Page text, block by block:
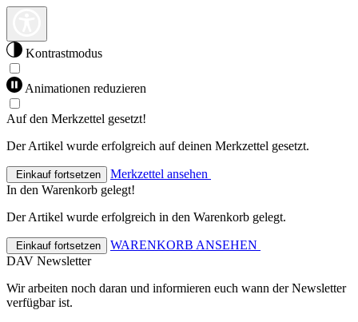
Kontrastmodus
Animationen reduzieren
Auf den Merkzettel gesetzt!
Der Artikel wurde erfolgreich auf deinen Merkzettel gesetzt.
Einkauf fortsetzen
Merkzettel ansehen
In den Warenkorb gelegt!
Der Artikel wurde erfolgreich in den Warenkorb gelegt.
Einkauf fortsetzen
WARENKORB ANSEHEN
DAV Newsletter
Wir arbeiten noch daran und informieren euch wann der Newsletter
verfügbar ist.